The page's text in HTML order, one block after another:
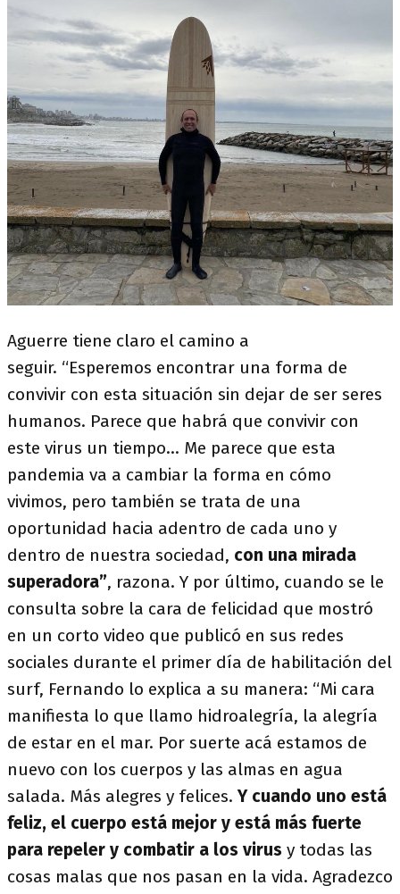
Aguerre tiene claro el camino a
seguir. “Esperemos encontrar una forma de
convivir con esta situación sin dejar de ser seres
humanos. Parece que habrá que convivir con
este virus un tiempo… Me parece que esta
pandemia va a cambiar la forma en cómo
vivimos, pero también se trata de una
oportunidad hacia adentro de cada uno y
dentro de nuestra sociedad, con una mirada
superadora”, razona. Y por último, cuando se le
consulta sobre la cara de felicidad que mostró
en un corto video que publicó en sus redes
sociales durante el primer día de habilitación del
surf, Fernando lo explica a su manera: “Mi cara
manifiesta lo que llamo hidroalegría, la alegría
de estar en el mar. Por suerte acá estamos de
nuevo con los cuerpos y las almas en agua
salada. Más alegres y felices. Y cuando uno está
feliz, el cuerpo está mejor y está más fuerte
para repeler y combatir a los virus y todas las
cosas malas que nos pasan en la vida. Agradezco